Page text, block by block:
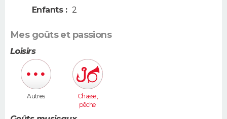
Enfants : 2
Mes goûts et passions
Loisirs
Autres
Chasse,
pêche